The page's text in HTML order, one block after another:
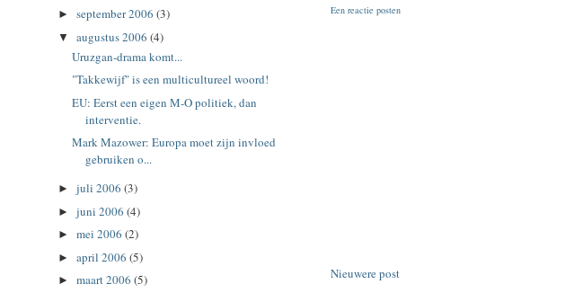
Een reactie posten
Nieuwere post
► september 2006 (3)
▼ augustus 2006 (4)
Uruzgan-drama komt...
"Takkewijf" is een multicultureel woord!
EU: Eerst een eigen M-O politiek, dan
interventie.
Mark Mazower: Europa moet zijn invloed
gebruiken o...
► juli 2006 (3)
► juni 2006 (4)
► mei 2006 (2)
► april 2006 (5)
► maart 2006 (5)